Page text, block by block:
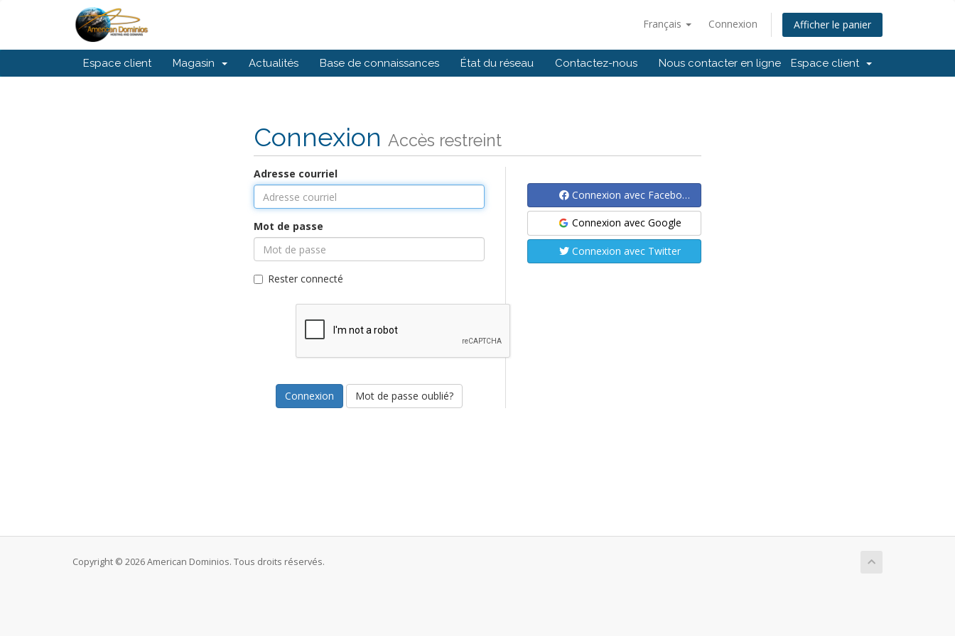
Français Connexion Afficher le panier
Espace client Magasin Actualités Base de connaissances État du réseau Contactez-nous Nous contacter en ligne Espace client
Connexion Accès restreint
Adresse courriel
Mot de passe
Rester connecté
Mot de passe oublié?
Connexion avec Facebook
Connexion avec Google
Connexion avec Twitter
Copyright © 2026 American Dominios. Tous droits réservés.